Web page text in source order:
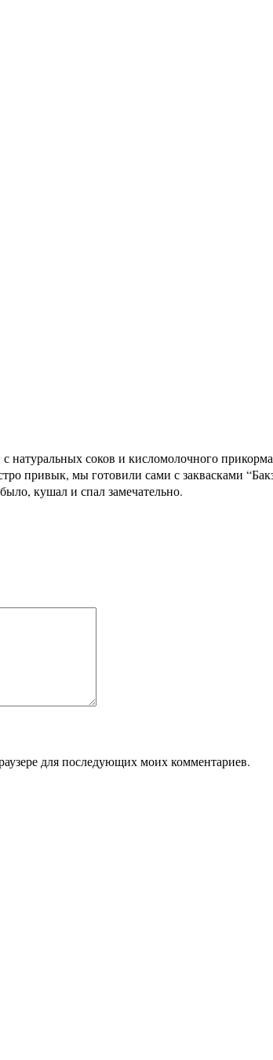
соков и кисломолочного
привык, мы готовили сами с заквасками
кушал и спал замечательно.
для последующих моих комментариев.